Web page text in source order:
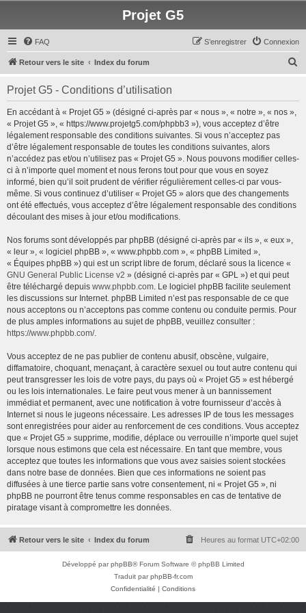
Projet G5
FAQ Connexion
S’enregistrer
Retour vers le site Index du forum
c
Projet G5 - Conditions d’utilisation
En accédant à « Projet G5 » (désigné ci-après par « nous », « notre », « nos »,
« Projet G5 », « https://www.projetg5.com/phpbb3 »), vous acceptez d’être
légalement responsable des conditions suivantes. Si vous n’acceptez pas
d’être légalement responsable de toutes les conditions suivantes, alors
n’accédez pas et/ou n’utilisez pas « Projet G5 ». Nous pouvons modifier celles-
ci à n’importe quel moment et nous ferons tout pour que vous en soyez
informé, bien qu’il soit prudent de vérifier régulièrement celles-ci par vous-
même. Si vous continuez d’utiliser « Projet G5 » alors que des changements
ont été effectués, vous acceptez d’être légalement responsable des conditions
découlant des mises à jour et/ou modifications.
Nos forums sont développés par phpBB (désigné ci-après par « ils », « eux »,
« leur », « logiciel phpBB », « www.phpbb.com », « phpBB Limited »,
« Équipes phpBB ») qui est un script libre de forum, déclaré sous la licence «
GNU General Public License v2 » (désigné ci-après par « GPL ») et qui peut
être téléchargé depuis www.phpbb.com. Le logiciel phpBB facilite seulement
les discussions sur Internet. phpBB Limited n’est pas responsable de ce que
nous acceptons ou n’acceptons pas comme contenu ou conduite permis. Pour
de plus amples informations au sujet de phpBB, veuillez consulter :
https://www.phpbb.com/.
Vous acceptez de ne pas publier de contenu abusif, obscène, vulgaire,
diffamatoire, choquant, menaçant, à caractère sexuel ou tout autre contenu qui
peut transgresser les lois de votre pays, du pays où « Projet G5 » est hébergé
ou les lois internationales. Le faire peut vous mener à un bannissement
immédiat et permanent, avec une notification à votre fournisseur d’accès à
Internet si nous le jugeons nécessaire. Les adresses IP de tous les messages
sont enregistrées pour aider au renforcement de ces conditions. Vous acceptez
que « Projet G5 » supprime, modifie, déplace ou verrouille n’importe quel sujet
lorsque nous estimons que cela est nécessaire. En tant que membre, vous
acceptez que toutes les informations que vous avez saisies soient stockées
dans notre base de données. Bien que ces informations ne soient pas
diffusées à une tierce partie sans votre consentement, ni « Projet G5 », ni
phpBB ne pourront être tenus comme responsables en cas de tentative de
piratage visant à compromettre les données.
Retour vers le site Index du forum Heures au format UTC+02:00
Développé parphpBB® Forum Software © phpBB Limited
Traduit parphpBB-fr.com
Confidentialité | Conditions